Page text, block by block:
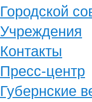
Городской
Учреждения
Контакты
Пресс-центр
Губернские